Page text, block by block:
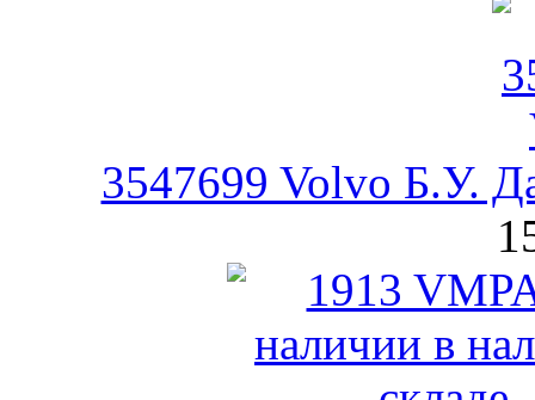
3547699 Volvo Б.У.